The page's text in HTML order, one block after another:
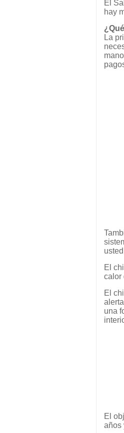
El
hay
La
El
calor
El
una
El
años